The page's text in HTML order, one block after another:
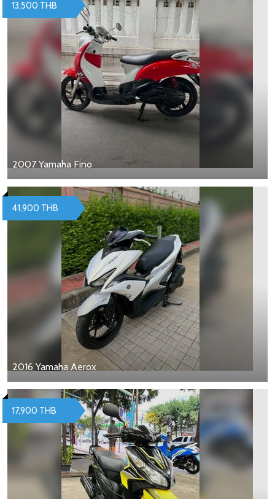
2007 Yamaha Fino
13,500 THB
2016 Yamaha Aerox
41,900 THB
17,900 THB